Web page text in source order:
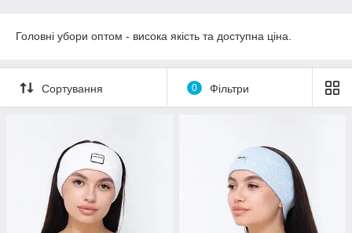
Головні убори оптом - висока якість та доступна ціна.
Сортування 0 Фільтри